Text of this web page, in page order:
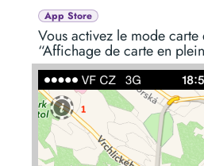
App Store
Vous activez le mode
“Affichage de carte en